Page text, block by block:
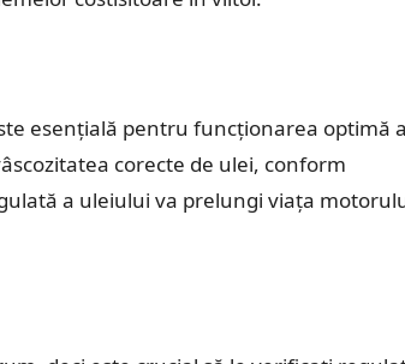
esențială pentru funcționarea optimă a
corecte de ulei, conform
a uleiului va prelungi viața